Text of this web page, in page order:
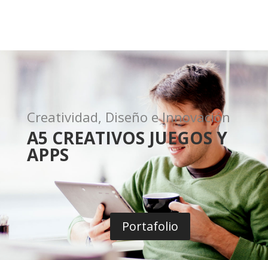
Creatividad, Diseño e Innovación
A5 CREATIVOS JUEGOS Y
APPS
Portafolio